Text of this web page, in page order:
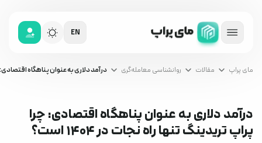
EN
مای پراپ مقالات روانشناسی معامله‌گری درآمد دلاری به عنوان پناهگاه اقتصادی:
درآمد دلاری به عنوان پناهگاه اقتصادی: چرا
پراپ تریدینگ تنها راه نجات در ۱۴۰۴ است؟